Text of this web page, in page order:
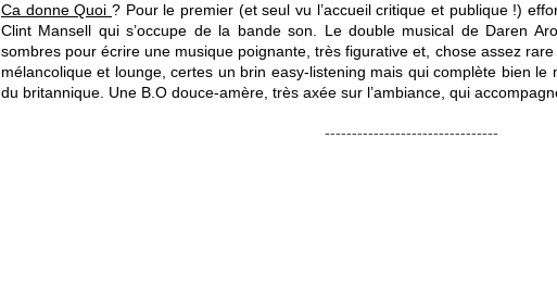
Ca donne Quoi ? Pour le premier (et seul vu l’accueil critique et publique !)
Clint Mansell qui s’occupe de la bande son. Le double musical de Daren
sombres pour écrire une musique poignante, très figurative et, chose assez
mélancolique et lounge, certes un brin easy-listening mais qui complète bien le
du britannique. Une B.O douce-amère, très axée sur l’ambiance, qui
--------------------------------